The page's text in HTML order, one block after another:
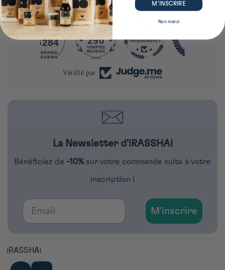
4284 avis
4284 290
Vérifié par
La Newsletter d'iRASSHAi
Bénéficiez de -10% sur votre commande suite à votre
inscription !
Email
M'inscrire
iRASSHAi
M’INSCRIRE
Non merci